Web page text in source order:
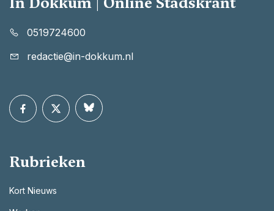
0519724600
redactie@in-dokkum.nl
Rubrieken
Kort Nieuws